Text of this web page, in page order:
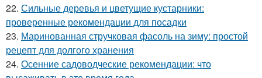
22. Сильные деревья и цветущие кустарники:
проверенные рекомендации для посадки
23. Маринованная стручковая фасоль на зиму: простой
рецепт для долгого хранения
24. Осенние садоводческие рекомендации: что